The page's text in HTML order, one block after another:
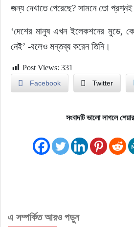
জন্য দেখাতে পেরেছে? সামনে তো
‘দেশের মানুষ এখন ইলেকশনের মুডে,
নেই’ -বলেও মন্তব্য করেন তিনি।
Post Views: 331
Facebook Twitter
সংবাদটি ভালো লাগলে
এ সম্পর্কিত আরও পড়ুন